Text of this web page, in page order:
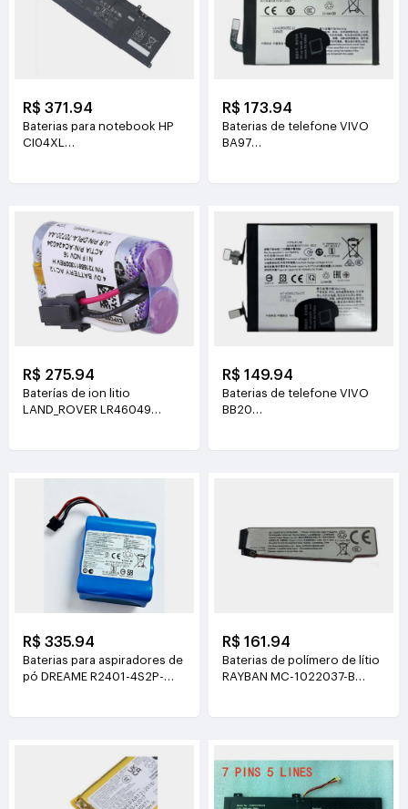
R$ 371.94
Baterias para notebook HP
CI04XL
R$ 173.94
Baterias de telefone VIVO
BA97
R$ 275.94
Baterías de ion litio
LAND_ROVER LR46049
R$ 149.94
Baterias de telefone VIVO
BB20
R$ 335.94
Baterias para aspiradores de
pó DREAME R2401-4S2P-
R$ 161.94
Baterias de polímero de lítio
RAYBAN MC-1022037-B